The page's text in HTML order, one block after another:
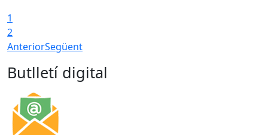
1
2
AnteriorSegüent
Butlletí digital